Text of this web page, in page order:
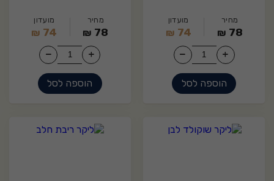
מחיר
78
₪
מועדון
74
₪
הוספה לסל
מחיר
78
₪
מועדון
74
₪
הוספה לסל